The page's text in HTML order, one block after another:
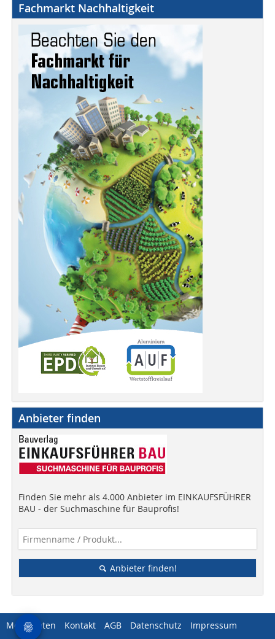
Fachmarkt Nachhaltigkeit
Anbieter finden
Finden Sie mehr als 4.000 Anbieter im EINKAUFSFÜHRER
BAU - der Suchmaschine für Bauprofis!
Anbieter finden!
Mediadaten Kontakt AGB Datenschutz
Impressum